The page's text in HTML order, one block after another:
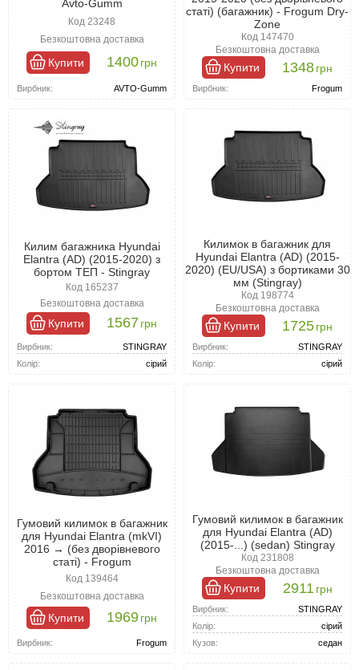
2020 від магазину Автошара
У нашому магазині Автошара ви можете знайти якісні килимки
для багажника Хьюндай Элантра 2016-2020 в широкому
асортименті. Оскільки вони виготовлені під конкретну модель
автомобіля, вам не доведеться турбуватися про сумісність.
Килимок ідеально лягає на своє місце, не залишаючи зазорів і
готові до використання відразу після розпакування, не
вимагаючи додаткових зусиль.
Avto-Gumm
Код 23248
Безкоштовна доставка
Купити 1400грн
Вирбник: AVTO-Gumm
статі) (багажник) - Frogum Dry-
Zone
Код 147470
Безкоштовна доставка
Купити 1348грн
Вирбник: Frogum
Килим багажника Hyundai
Elantra (AD) (2015-2020) з
бортом ТЕП - Stingray
Код 165237
Безкоштовна доставка
Купити 1567грн
Вирбник:
STINGRAY
Колір:
сірий
Килимок в багажник для
Hyundai Elantra (AD) (2015-
2020) (EU/USA) з бортиками 30
мм (Stingray)
Код 198774
Безкоштовна доставка
Купити 1725грн
Вирбник:
STINGRAY
Колір:
сірий
Гумовий килимок в багажник
для Hyundai Elantra (mkVI)
2016 → (без дворівневого
статі) - Frogum
Код 139464
Безкоштовна доставка
Купити 1969грн
Вирбник: Frogum
Гумовий килимок в багажник
для Hyundai Elantra (AD)
(2015-...) (sedan) Stingray
Код 231808
Безкоштовна доставка
Купити 2911 грн
Вирбник:
STINGRAY
Колір:
сірий
Кузов:
седан